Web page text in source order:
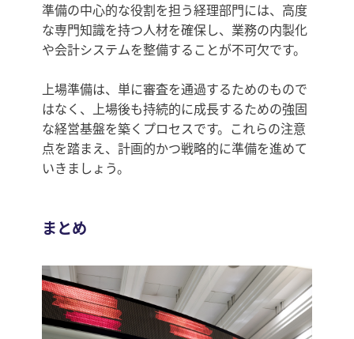
準備の中心的な役割を担う経理部門には、高度
な専門知識を持つ人材を確保し、業務の内製化
や会計システムを整備することが不可欠です。
上場準備は、単に審査を通過するためのもので
はなく、上場後も持続的に成長するための強固
な経営基盤を築くプロセスです。これらの注意
点を踏まえ、計画的かつ戦略的に準備を進めて
いきましょう。
まとめ